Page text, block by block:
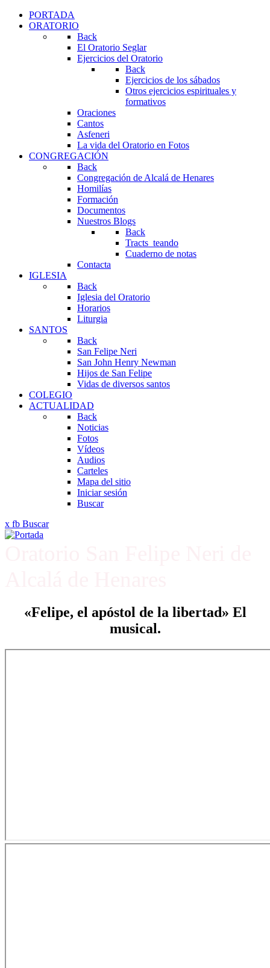
PORTADA
ORATORIO
Back
El Oratorio Seglar
Ejercicios del Oratorio
Back
Ejercicios de los sábados
Otros ejercicios espirituales y
formativos
Oraciones
Cantos
Asfeneri
La vida del Oratorio en Fotos
CONGREGACIÓN
Back
Congregación de Alcalá de Henares
Homilías
Formación
Documentos
Nuestros Blogs
Back
Tracts_teando
Cuaderno de notas
Contacta
IGLESIA
Back
Iglesia del Oratorio
Horarios
Liturgia
SANTOS
Back
San Felipe Neri
San John Henry Newman
Hijos de San Felipe
Vidas de diversos santos
COLEGIO
ACTUALIDAD
Back
Noticias
Fotos
Vídeos
Audios
Carteles
Mapa del sitio
Iniciar sesión
Buscar
x fb Buscar
«Felipe, el apóstol de la libertad» El
musical.